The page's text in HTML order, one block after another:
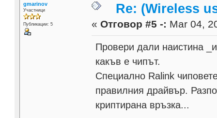
gmarinov
Участници
Публикации: 5
Re: (Wireless
« Отговор #5 -: Mar 04,
Провери дали наистина
какъв е чипът.
Специално Ralink
правилния драйвър.
криптирана връзка...